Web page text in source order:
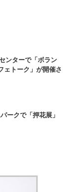
ンターで「ボラン
ェトーク」が開催さ
ークで「押花展」